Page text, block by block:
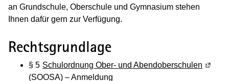
an Grundschule, Oberschule und Gymnasium stehen
Ihnen dafür gern zur Verfügung.
Rechtsgrundlage
§ 5 Schulordnung Ober- und Abendoberschulen (Wird
(SOOSA) – Anmeldung